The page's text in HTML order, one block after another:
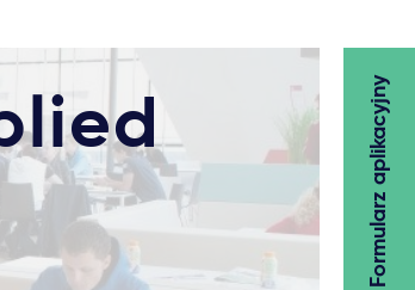
Formularz aplikacyjny